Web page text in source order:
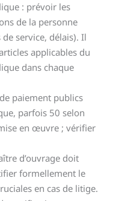
: prévoir les
de la personne
service, délais). Il
applicables du
dans chaque
paiement publics
parfois 50 selon
en œuvre ; vérifier
d’ouvrage doit
formellement le
en cas de litige.